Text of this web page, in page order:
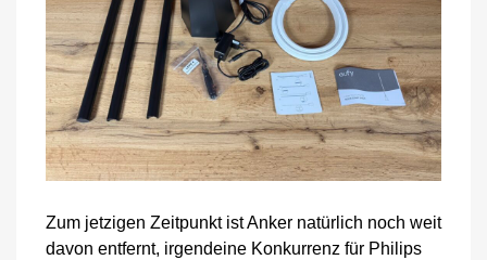
Zum jetzigen Zeitpunkt ist Anker natürlich noch weit
davon entfernt, irgendeine Konkurrenz für Philips